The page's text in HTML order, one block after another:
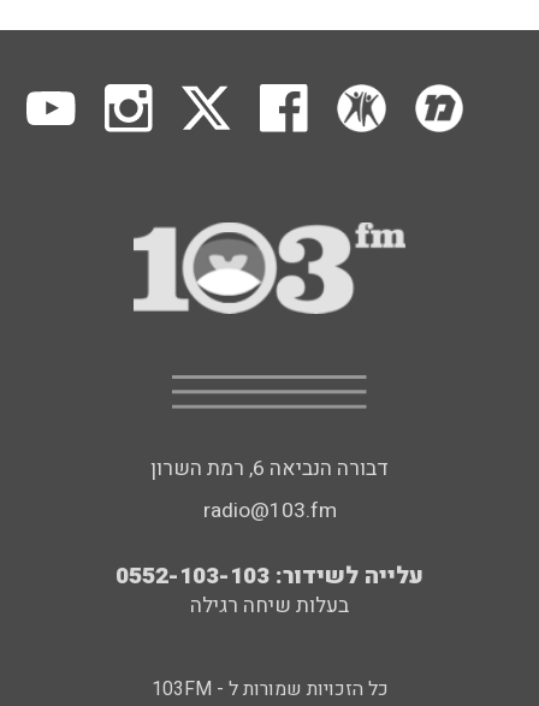
דבורה הנביאה 6, רמת השרון
radio@103.fm
עלייה לשידור: 0552-103-103
בעלות שיחה רגילה
כל הזכויות שמורות ל - 103FM